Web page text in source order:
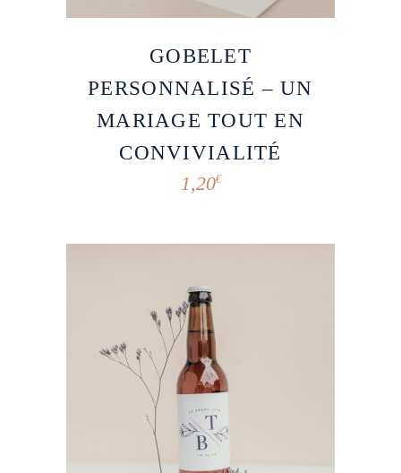
GOBELET
PERSONNALISÉ – UN
MARIAGE TOUT EN
CONVIVIALITÉ
1,20€